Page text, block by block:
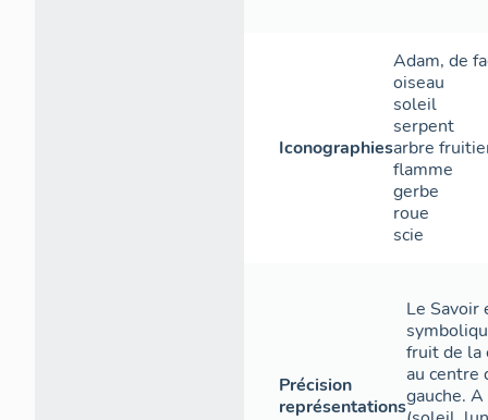
Iconographies
Adam, de
oiseau
soleil
serpent
arbre
flamme
gerbe
roue
scie
Précision
représentations
Le Savoir
fruit de la
au centre
gauche.